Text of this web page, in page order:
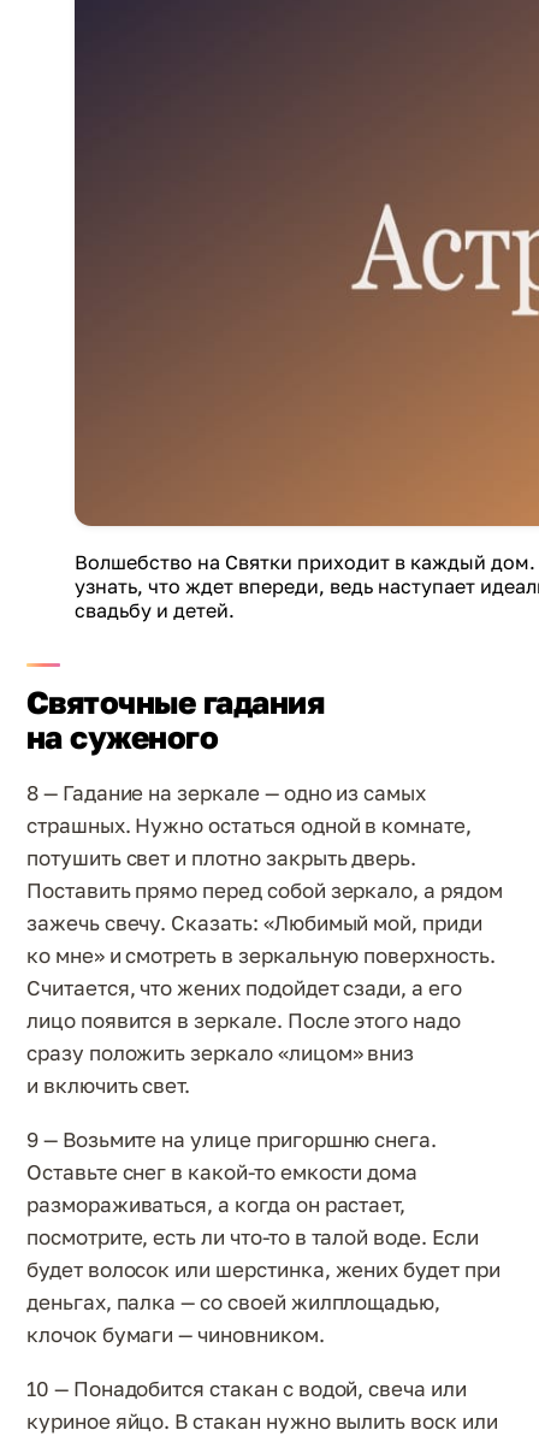
Волшебство на Святки приходит в каждый
узнать, что ждет впереди, ведь наступает
свадьбу и детей.
Святочные гадания
на суженого
8 — Гадание на зеркале — одно из самых
страшных. Нужно остаться одной в комнате,
потушить свет и плотно закрыть дверь.
Поставить прямо перед собой зеркало, а рядом
зажечь свечу. Сказать: «Любимый мой, приди
ко мне» и смотреть в зеркальную поверхность.
Считается, что жених подойдет сзади, а его
лицо появится в зеркале. После этого надо
сразу положить зеркало «лицом» вниз
и включить свет.
9 — Возьмите на улице пригоршню снега.
Оставьте снег в какой-то емкости дома
размораживаться, а когда он растает,
посмотрите, есть ли что-то в талой воде. Если
будет волосок или шерстинка, жених будет при
деньгах, палка — со своей жилплощадью,
клочок бумаги — чиновником.
10 — Понадобится стакан с водой, свеча или
куриное яйцо. В стакан нужно вылить воск или